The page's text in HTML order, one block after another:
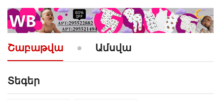
ՔԱՂԱՔԱԿԱՆ 10:52
«Լեզվիդ տալու փոխարեն
արտաբերիր այս երկու
նախադասությունը»․ Իշխան
Շաբաթվա Ամսվա
Տեգեր